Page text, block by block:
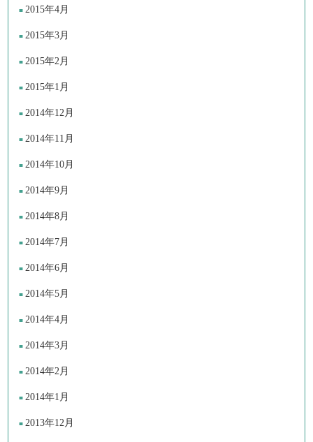
2015年4月
2015年3月
2015年2月
2015年1月
2014年12月
2014年11月
2014年10月
2014年9月
2014年8月
2014年7月
2014年6月
2014年5月
2014年4月
2014年3月
2014年2月
2014年1月
2013年12月